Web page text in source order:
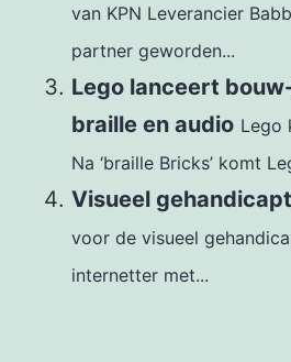
van KPN Leverancier
partner geworden...
Lego lanceert
braille en audio Lego
Na ‘braille Bricks’ komt
Visueel
voor de visueel
internetter met...